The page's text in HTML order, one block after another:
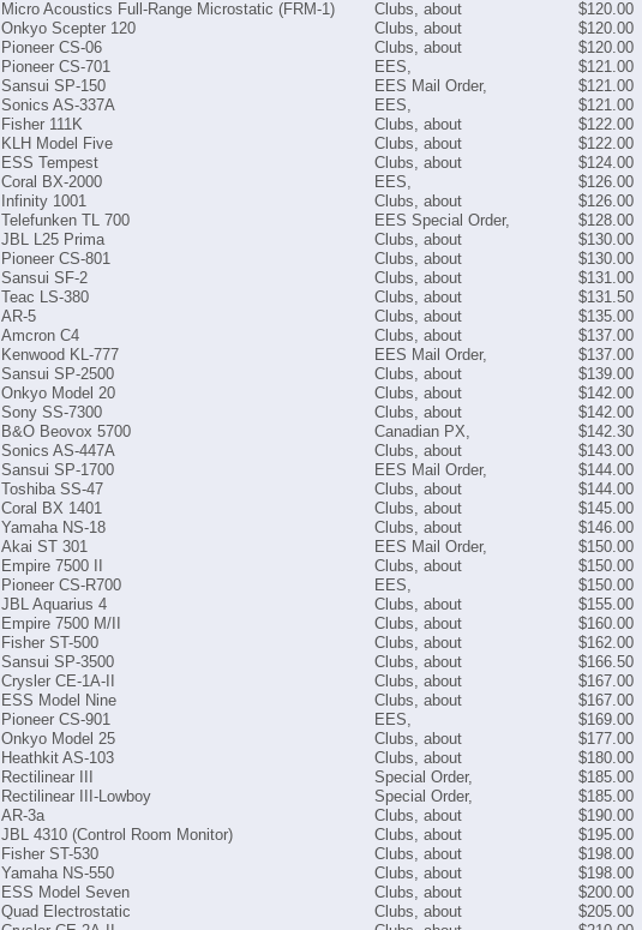
Micro Acoustics Full-Range Microstatic (FRM-1)
Clubs, about
$120.00
Onkyo Scepter 120
Clubs, about
$120.00
Pioneer CS-06
Clubs, about
$120.00
Pioneer CS-701
EES,
$121.00
Sansui SP-150
EES Mail Order,
$121.00
Sonics AS-337A
EES,
$121.00
Fisher 111K
Clubs, about
$122.00
KLH Model Five
Clubs, about
$122.00
ESS Tempest
Clubs, about
$124.00
Coral BX-2000
EES,
$126.00
Infinity 1001
Clubs, about
$126.00
Telefunken TL 700
EES Special Order,
$128.00
JBL L25 Prima
Clubs, about
$130.00
Pioneer CS-801
Clubs, about
$130.00
Sansui SF-2
Clubs, about
$131.00
Teac LS-380
Clubs, about
$131.50
AR-5
Clubs, about
$135.00
Amcron C4
Clubs, about
$137.00
Kenwood KL-777
EES Mail Order,
$137.00
Sansui SP-2500
Clubs, about
$139.00
Onkyo Model 20
Clubs, about
$142.00
Sony SS-7300
Clubs, about
$142.00
B&O Beovox 5700
Canadian PX,
$142.30
Sonics AS-447A
Clubs, about
$143.00
Sansui SP-1700
EES Mail Order,
$144.00
Toshiba SS-47
Clubs, about
$144.00
Coral BX 1401
Clubs, about
$145.00
Yamaha NS-18
Clubs, about
$146.00
Akai ST 301
EES Mail Order,
$150.00
Empire 7500 II
Clubs, about
$150.00
Pioneer CS-R700
EES,
$150.00
JBL Aquarius 4
Clubs, about
$155.00
Empire 7500 M/II
Clubs, about
$160.00
Fisher ST-500
Clubs, about
$162.00
Sansui SP-3500
Clubs, about
$166.50
Crysler CE-1A-II
Clubs, about
$167.00
ESS Model Nine
Clubs, about
$167.00
Pioneer CS-901
EES,
$169.00
Onkyo Model 25
Clubs, about
$177.00
Heathkit AS-103
Clubs, about
$180.00
Rectilinear III
Special Order,
$185.00
Rectilinear III-Lowboy
Special Order,
$185.00
AR-3a
Clubs, about
$190.00
JBL 4310 (Control Room Monitor)
Clubs, about
$195.00
Fisher ST-530
Clubs, about
$198.00
Yamaha NS-550
Clubs, about
$198.00
ESS Model Seven
Clubs, about
$200.00
Quad Electrostatic
Clubs, about
$205.00